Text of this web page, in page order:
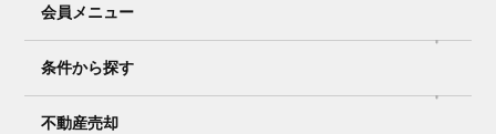
会員メニュー
条件から探す
不動産売却